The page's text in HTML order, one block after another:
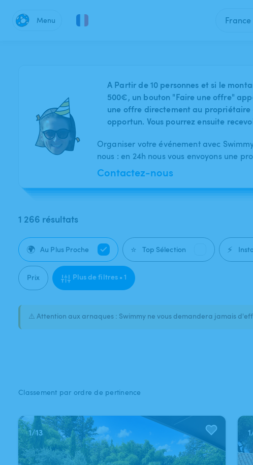
Menu France
A Partir de 10 personnes et si le
500€, un bouton "Faire une offre"
une offre directement au
opportun. Vous pourrez ensuite
Organiser votre événement avec
nous : en 24h nous vous envoyons une
Contactez-nous
1 266 résultats
🌍 Au Plus Proche ⭐ Top Sélection ⚡
Prix Plus de filtres • 1
⚠️ Attention aux arnaques : Swimmy ne vous demandera jamais
Classement par ordre de pertinence
1/13 1